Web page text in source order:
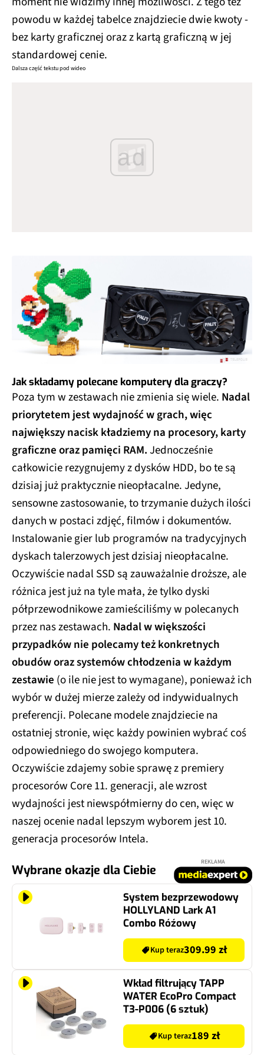
powodu w każdej tabelce znajdziecie dwie kwoty -
bez karty graficznej oraz z kartą graficzną w jej
standardowej cenie.
Dalsza część tekstu pod wideo
ad
Jak składamy polecane komputery dla graczy?
Poza tym w zestawach nie zmienia się wiele. Nadal
priorytetem jest wydajność w grach, więc
największy nacisk kładziemy na procesory, karty
graficzne oraz pamięci RAM.Jednocześnie
całkowicie rezygnujemy z dysków HDD, bo te są
dzisiaj już praktycznie nieopłacalne. Jedyne,
sensowne zastosowanie, to trzymanie dużych ilości
danych w postaci zdjęć, filmów i dokumentów.
Instalowanie gier lub programów na tradycyjnych
dyskach talerzowych jest dzisiaj nieopłacalne.
Oczywiście nadal SSD są zauważalnie droższe, ale
różnica jest już na tyle mała, że tylko dyski
półprzewodnikowe zamieściliśmy w polecanych
przez nas zestawach. Nadal w większości
przypadków nie polecamy też konkretnych
obudów oraz systemów chłodzenia w każdym
zestawie (o ile nie jest to wymagane), ponieważ ich
wybór w dużej mierze zależy od indywidualnych
preferencji. Polecane modele znajdziecie na
ostatniej stronie, więc każdy powinien wybrać coś
odpowiedniego do swojego komputera.
Oczywiście zdajemy sobie sprawę z premiery
procesorów Core 11. generacji, ale wzrost
wydajności jest niewspółmierny do cen, więc w
naszej ocenie nadal lepszym wyborem jest 10.
generacja procesorów Intela.
Wybrane okazje dla Ciebie
REKLAMA
System bezprzewodowy
HOLLYLAND Lark A1
Combo Róźowy
Kup teraz309.99 zł
Wkład filtrujący TAPP
WATER EcoPro Compact
T3-P006 (6 sztuk)
Kup teraz189 zł